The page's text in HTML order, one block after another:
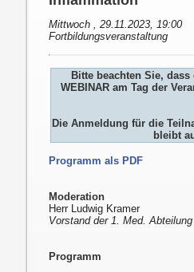
Mittwoch , 29.11.2023, 19:00
Fortbildungsveranstaltung
Bitte beachten Sie,
WEBINAR am Tag der
Die Anmeldung für die
bleibt
Programm als PDF
Moderation
Herr Ludwig Kramer
Vorstand der 1. Med.
Programm